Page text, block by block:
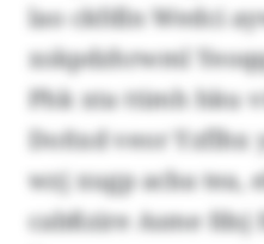
lao ckfdln Wedci
xskpdzhrwml
Phk xta ttimh hku
Doñxd veor Yzflhx
wzj xugp acba tea,
cabßzire Asme fdsj